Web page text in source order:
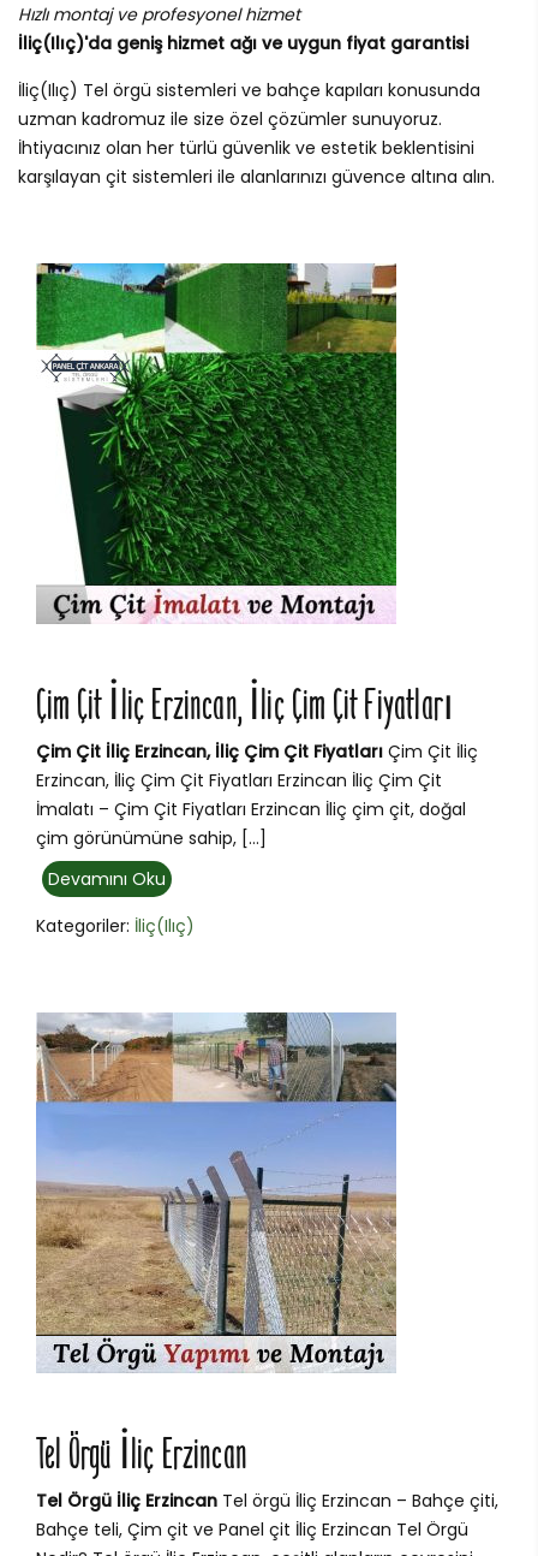
Hızlı montaj ve profesyonel hizmet
İliç(Ilıç)'da geniş hizmet ağı ve uygun fiyat garantisi
İliç(Ilıç) Tel örgü sistemleri ve bahçe kapıları konusunda
uzman kadromuz ile size özel çözümler sunuyoruz.
İhtiyacınız olan her türlü güvenlik ve estetik beklentisini
karşılayan çit sistemleri ile alanlarınızı güvence altına alın.
Çim Çit İliç Erzincan, İliç Çim Çit Fiyatları
Çim Çit İliç Erzincan, İliç Çim Çit Fiyatları Çim Çit İliç
Erzincan, İliç Çim Çit Fiyatları Erzincan İliç Çim Çit
İmalatı – Çim Çit Fiyatları Erzincan İliç çim çit, doğal
çim görünümüne sahip, […]
Devamını Oku
Kategoriler: İliç(Ilıç)
Tel Örgü İliç Erzincan
Tel Örgü İliç Erzincan Tel örgü İliç Erzincan – Bahçe çiti,
Bahçe teli, Çim çit ve Panel çit İliç Erzincan Tel Örgü